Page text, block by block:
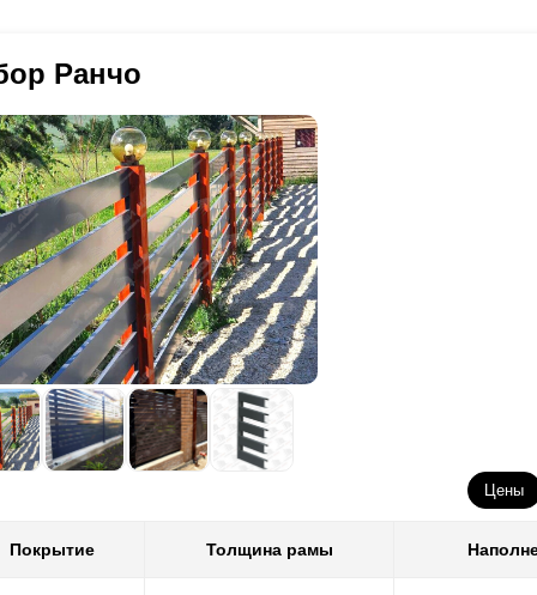
Ранчо
Цены
Покрытие Толщина рамы